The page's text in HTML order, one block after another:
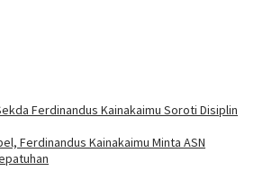
Ferdinandus Kainakaimu Soroti Disiplin
Ferdinandus Kainakaimu Minta ASN